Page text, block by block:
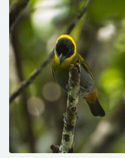
capitalis